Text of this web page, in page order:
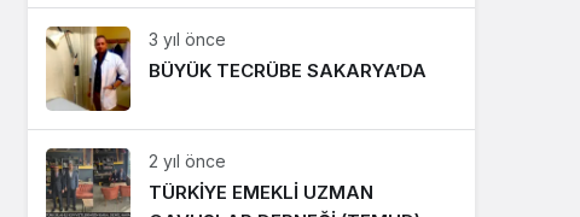
3 yıl önce
BÜYÜK TECRÜBE SAKARYA’DA
2 yıl önce
TÜRKİYE EMEKLİ UZMAN